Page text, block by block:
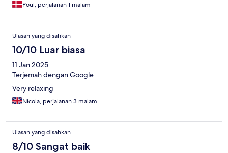
Poul, perjalanan 1 malam
Ulasan yang disahkan
10/10 Luar biasa
11 Jan 2025
Terjemah dengan Google
Very relaxing
Nicola, perjalanan 3 malam
Ulasan yang disahkan
8/10 Sangat baik